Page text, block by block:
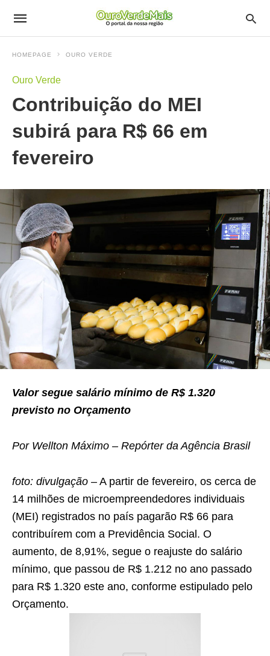
HOMEPAGE OURO VERDE
Ouro Verde
Contribuição do MEI
subirá para R$ 66 em
fevereiro
Valor segue salário mínimo de R$ 1.320
previsto no Orçamento
Por Wellton Máximo – Repórter da Agência Brasil
foto: divulgação – A partir de fevereiro, os cerca de
14 milhões de microempreendedores individuais
(MEI) registrados no país pagarão R$ 66 para
contribuírem com a Previdência Social. O
aumento, de 8,91%, segue o reajuste do salário
mínimo, que passou de R$ 1.212 no ano passado
para R$ 1.320 este ano, conforme estipulado pelo
Orçamento.